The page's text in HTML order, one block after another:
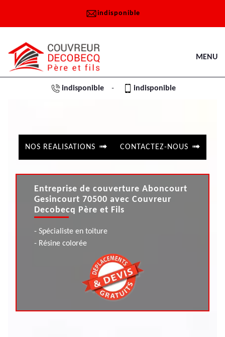
indisponible
MENU
indisponible - indisponible
NOS REALISATIONS CONTACTEZ-NOUS
Entreprise de couverture Aboncourt
Gesincourt 70500 avec Couvreur
Decobecq Père et Fils
- Spécialiste en toiture
- Résine colorée